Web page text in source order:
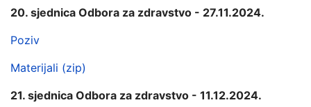
20. sjednica Odbora za zdravstvo - 27.11.2024.
Poziv
Materijali (zip)
21. sjednica Odbora za zdravstvo - 11.12.2024.